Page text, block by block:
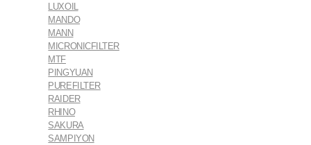
LUXOIL
MANDO
MANN
MICRONICFILTER
MTF
PINGYUAN
PUREFILTER
RAIDER
RHINO
SAKURA
SAMPIYON